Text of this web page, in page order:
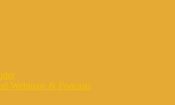
Webinare & Podcasts